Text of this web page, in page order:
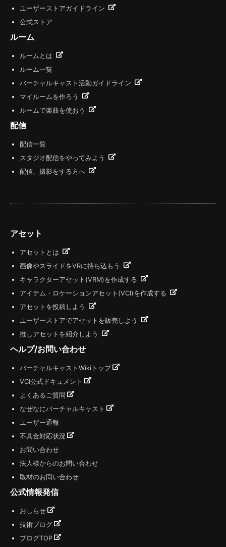
ユーザーストアガイドライン
公式ストア
ルーム
ルームとは
ルーム一覧
バーチャルキャスト活動ガイドライン
マイルームを作ろう
ルームで楽曲を使おう
配信
配信一覧
スタジオ配信をやってみよう
配信、撮影をする方へ
アセット
アセットとは
画像やスライドをVRに持ち込もう
キャラクターアセット(VRM)を作成する
アイテム・ロケーションアセット(VCI)を作成する
アセットを投稿しよう
ユーザーストアでアセットを販売しよう
推しアセットを紹介しよう
ヘルプ/お問い合わせ
バーチャルキャストWikiトップ
VCI公式ドキュメント
よくあるご質問
なぜなにバーチャルキャスト
ユーザー通報
不具合対応状況
お問い合わせ
法人様からのお問い合わせ
取材のお問い合わせ
公式情報発信
おしらせ
技術ブログ
ブログTOP